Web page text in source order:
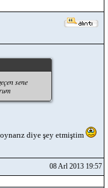
sene
diye şey etmiştim
08 Arl 2013 19:57